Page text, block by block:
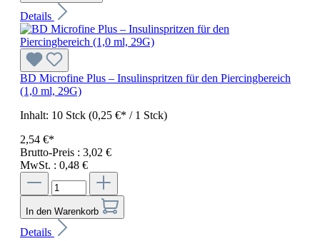
Details
BD Microfine Plus – Insulinspritzen für den Piercingbereich
(1,0 ml, 29G)
Inhalt: 10 Stck (0,25 €* / 1 Stck)
2,54 €*
Brutto-Preis : 3,02 €
MwSt. : 0,48 €
In den Warenkorb
Details